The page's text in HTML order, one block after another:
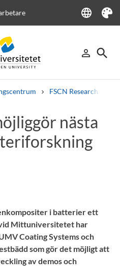
language
Language
Tema
person_outline
Logga in
search
Sök
FSCN Research
VälkomstbrevPersonal
nästa
i batterier ett
Mittuniversitetet har
Coating Systems och
som gör det möjligt att
av demos och